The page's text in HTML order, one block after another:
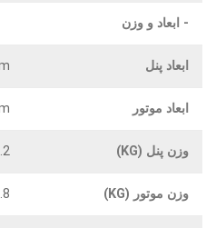
- ابعاد و وزن
ابعاد پنل
ابعاد موتور
وزن پنل (KG)
وزن موتور (KG)